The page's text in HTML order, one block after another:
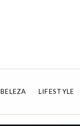
BELEZA LIFESTYLE